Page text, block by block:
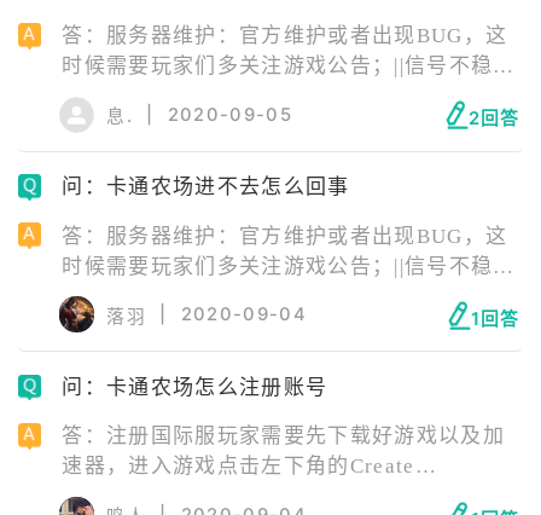
答：服务器维护：官方维护或者出现BUG，这
时候需要玩家们多关注游戏公告；||信号不稳
定：尽量打开4G进行游戏，WIFI需要找到信号
强的源头才行；||版本问题：版本老旧，玩家们
也可以尝试下最新版游戏；||手机内存不足或存
在游戏缓存：这时候需要玩家们清理一下运行
息. 2020-09-05 2回答
问：卡通农场进不去怎么回事
答：服务器维护：官方维护或者出现BUG，这
时候需要玩家们多关注游戏公告；||信号不稳
定：尽量打开4G进行游戏，WIFI需要找到信号
强的源头才行；||版本问题：版本老旧，玩家们
也可以尝试下最新版游戏；||手机内存不足或存
在游戏缓存：这时候需要玩家们清理一下运行
落羽 2020-09-04 1回答
问：卡通农场怎么注册账号
答：注册国际服玩家需要先下载好游戏以及加
速器，进入游戏点击左下角的Create
account，这个就是注册新账号，填写好相应资